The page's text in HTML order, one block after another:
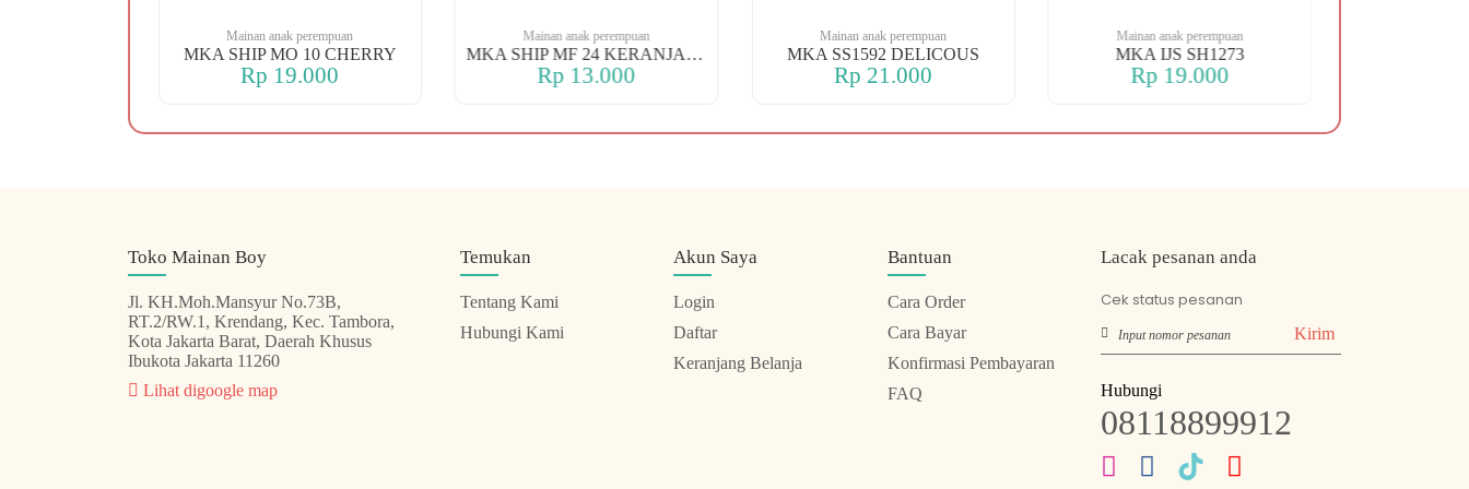
Mainan anak perempuan
MKA SHIP MO 10 CHERRY
Rp 19.000
Mainan anak perempuan
MKA SHIP MF 24 KERANJANG
Rp 13.000
Mainan anak perempuan
MKA SS1592 DELICOUS
Rp 21.000
Mainan anak perempuan
MKA IJS SH1273
Rp 19.000
Toko Mainan Boy
Jl. KH.Moh.Mansyur No.73B,
RT.2/RW.1, Krendang, Kec. Tambora,
Kota Jakarta Barat, Daerah Khusus
Ibukota Jakarta 11260
Lihat digoogle map
Temukan
Tentang Kami
Hubungi Kami
Akun Saya
Login
Daftar
Keranjang Belanja
Bantuan
Cara Order
Cara Bayar
Konfirmasi Pembayaran
FAQ
Lacak pesanan anda
Cek status pesanan
Kirim
Hubungi
08118899912